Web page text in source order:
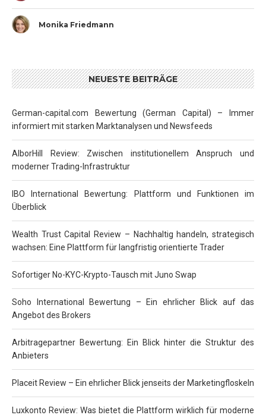
Monika Friedmann
NEUESTE BEITRÄGE
German-capital.com Bewertung (German Capital) – Immer
informiert mit starken Marktanalysen und Newsfeeds
AlborHill Review: Zwischen institutionellem Anspruch und
moderner Trading-Infrastruktur
IBO International Bewertung: Plattform und Funktionen im
Überblick
Wealth Trust Capital Review – Nachhaltig handeln, strategisch
wachsen: Eine Plattform für langfristig orientierte Trader
Sofortiger No-KYC-Krypto-Tausch mit Juno Swap
Soho International Bewertung – Ein ehrlicher Blick auf das
Angebot des Brokers
Arbitragepartner Bewertung: Ein Blick hinter die Struktur des
Anbieters
Placeit Review – Ein ehrlicher Blick jenseits der Marketingfloskeln
Luxkonto Review: Was bietet die Plattform wirklich für moderne